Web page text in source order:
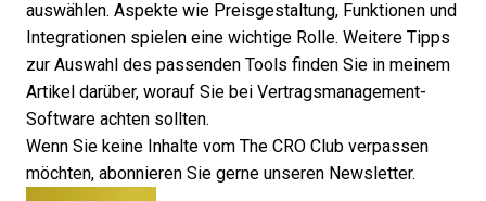
auswählen. Aspekte wie Preisgestaltung, Funktionen und
Integrationen spielen eine wichtige Rolle. Weitere Tipps
zur Auswahl des passenden Tools finden Sie in meinem
Artikel darüber, worauf Sie bei Vertragsmanagement-
Software achten sollten.
Wenn Sie keine Inhalte vom The CRO Club verpassen
möchten, abonnieren Sie gerne unseren Newsletter.